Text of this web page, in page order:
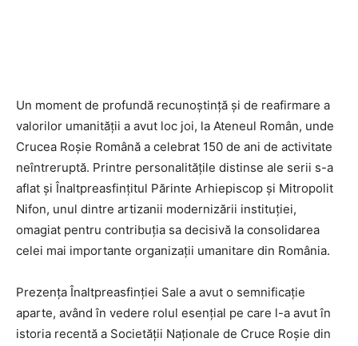
Un moment de profundă recunoștință și de reafirmare a
valorilor umanității a avut loc joi, la Ateneul Român, unde
Crucea Roșie Română a celebrat 150 de ani de activitate
neîntreruptă. Printre personalitățile distinse ale serii s-a
aflat și Înaltpreasfințitul Părinte Arhiepiscop și Mitropolit
Nifon, unul dintre artizanii modernizării instituției,
omagiat pentru contribuția sa decisivă la consolidarea
celei mai importante organizații umanitare din România.
Prezența Înaltpreasfinției Sale a avut o semnificație
aparte, având în vedere rolul esențial pe care l-a avut în
istoria recentă a Societății Naționale de Cruce Roșie din